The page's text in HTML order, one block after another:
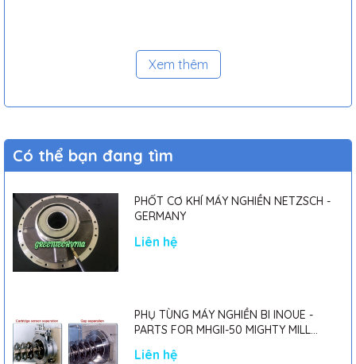
Xem thêm
Có thể bạn đang tìm
PHỐT CƠ KHÍ MÁY NGHIỀN NETZSCH -
GERMANY
Liên hệ
PHỤ TÙNG MÁY NGHIỀN BI INOUE -
PARTS FOR MHGII-50 MIGHTY MILL
Liên hệ